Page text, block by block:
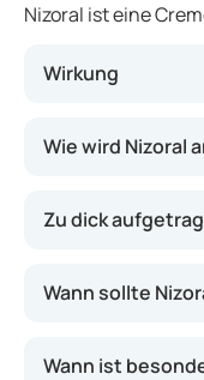
Nizoral ist eine
Wirkung
Wie wird Nizoral
Zu dick
Wann sollte
Wann ist